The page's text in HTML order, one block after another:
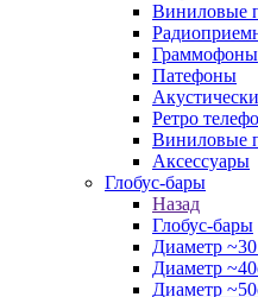
Виниловые
Граммофоны
Патефоны
Ретро
Виниловые
Аксессуары
Глобус-бары
Назад
Глобус-бары
Диаметр
Диаметр
Диаметр